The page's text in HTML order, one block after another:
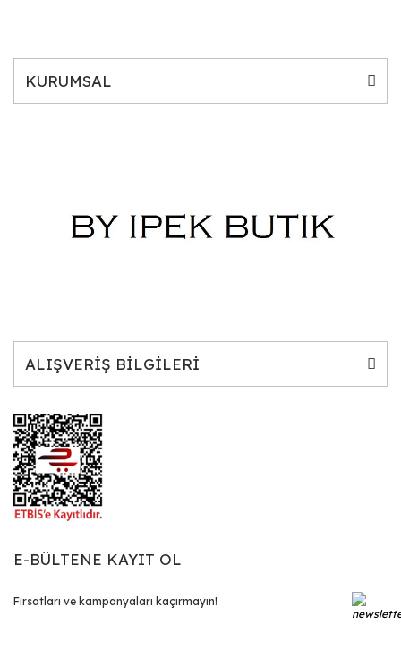
KURUMSAL
ALIŞVERİŞ BİLGİLERİ
E-BÜLTENE KAYIT OL